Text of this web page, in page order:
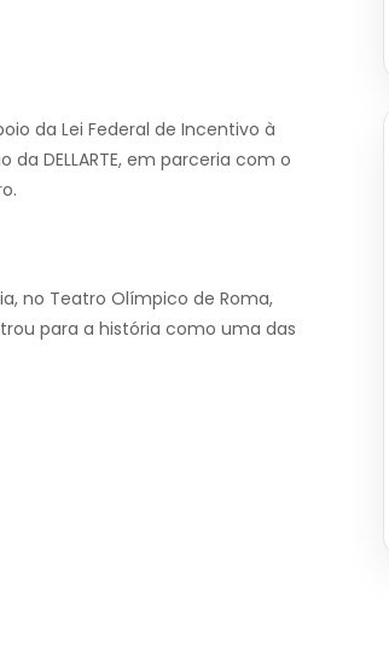
da Lei Federal de Incentivo à
DELLARTE, em parceria com o
no Teatro Olímpico de Roma,
para a história como uma das